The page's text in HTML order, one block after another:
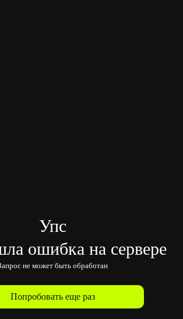
Упс
ошибка на сервере
не может быть обработан
Попробовать еще раз